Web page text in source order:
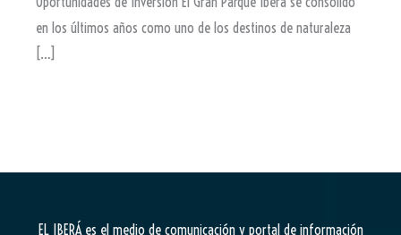
en los últimos años como uno de los destinos de naturaleza
[…]
EL IBERÁes el medio de comunicación y portal de información